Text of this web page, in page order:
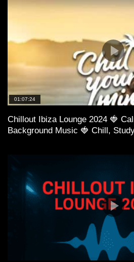
01:07:24
Chillout Ibiza Lounge 2024 🍓
Background Music 🍓 Chill,